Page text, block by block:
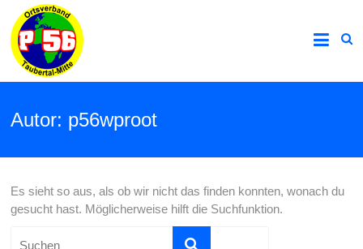
Autor: p56wproot
Es sieht so aus, als ob wir nicht das finden konnten, wonach du
gesucht hast. Möglicherweise hilft die Suchfunktion.